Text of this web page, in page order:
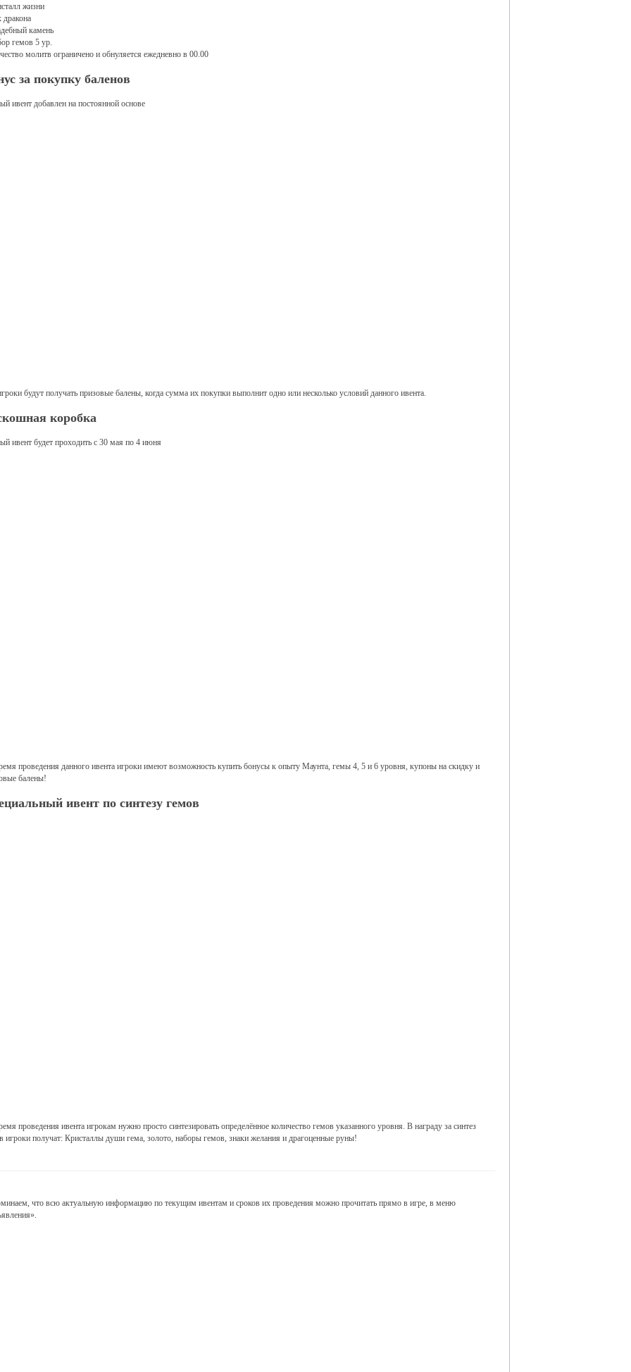
жизни
камень
гемов 5 ур.
молитв ограничено и обнуляется ежедневно в 00.00
за покупку баленов
ивент добавлен на постоянной основе
будут получать призовые балены, когда сумма их покупки выполнит одно или несколько условий данного ивента.
коробка
ивент будет проходить с 30 мая по 4 июня
проведения данного ивента игроки имеют возможность купить бонусы к опыту Маунта, гемы 4, 5 и 6 уровня, купоны на скидку и
балены!
ивент по синтезу гемов
проведения ивента игрокам нужно просто синтезировать определённое количество гемов указанного уровня. В награду за синтез
игроки получат: Кристаллы души гема, золото, наборы гемов, знаки желания и драгоценные руны!
что всю актуальную информацию по текущим ивентам и сроков их проведения можно прочитать прямо в игре, в меню